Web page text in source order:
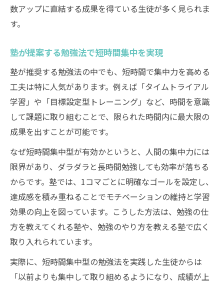
数アップに直結する成果を得ている生徒が多く見られま
す。
塾が提案する勉強法で短時間集中を実現
塾が推奨する勉強法の中でも、短時間で集中力を高める
工夫は特に人気があります。例えば「タイムトライアル
学習」や「目標設定型トレーニング」など、時間を意識
して課題に取り組むことで、限られた時間内に最大限の
成果を出すことが可能です。
なぜ短時間集中型が有効かというと、人間の集中力には
限界があり、ダラダラと長時間勉強しても効率が落ちる
からです。塾では、1コマごとに明確なゴールを設定し、
達成感を積み重ねることでモチベーションの維持と学習
効果の向上を図っています。こうした方法は、勉強の仕
方を教えてくれる塾や、勉強のやり方を教える塾で広く
取り入れられています。
実際に、短時間集中型の勉強法を実践した生徒からは
「以前よりも集中して取り組めるようになり、成績が上